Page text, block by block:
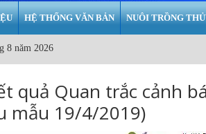
HỆ THỐNG VĂN BẢN NUÔI TRỒNG
8 năm 2026
quả Quan trắc cảnh
mẫu 19/4/2019)